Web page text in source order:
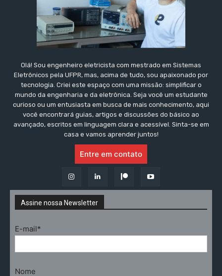
Olá! Sou engenheiro eletricista com mestrado em Sistemas
Eletrônicos pela UFPR, mas, acima de tudo, sou apaixonado por
tecnologia. Criei este espaço com uma missão: simplificar o
mundo da engenharia e da eletrônica. Seja você um estudante
curioso ou um entusiasta em busca de mais conhecimento, aqui
você encontrará guias, artigos e discussões do básico ao
avançado, escritos em linguagem clara e acessível. Sinta-se em
casa e vamos aprender juntos!
Entre em contato
Assine nossa Newsletter
E-mail*
Nome